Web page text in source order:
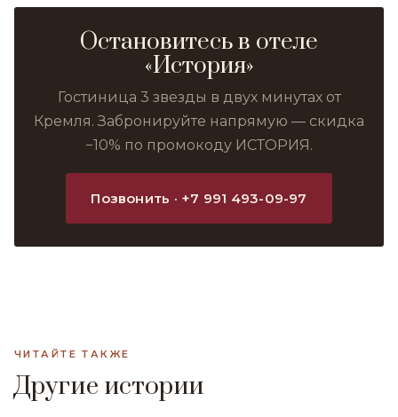
Остановитесь в отеле
«История»
Гостиница 3 звезды в двух минутах от
Кремля. Забронируйте напрямую — скидка
−10% по промокоду ИСТОРИЯ.
Позвонить · +7 991 493-09-97
ЧИТАЙТЕ ТАКЖЕ
Другие истории